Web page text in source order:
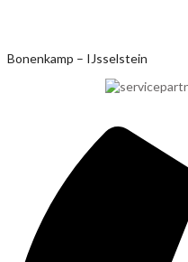
Ga
Bonenkamp – IJsselstein